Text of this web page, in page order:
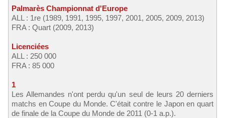
Palmarès Championnat d'Europe
ALL : 1re (1989, 1991, 1995, 1997, 2001, 2005, 2009, 2013)
FRA : Quart (2009, 2013)
Licenciées
ALL : 250 000
FRA : 85 000
1
Les Allemandes n'ont perdu qu'un seul de leurs 20 derniers
matchs en Coupe du Monde. C'était contre le Japon en quart
de finale de la Coupe du Monde de 2011 (0-1 a.p.).